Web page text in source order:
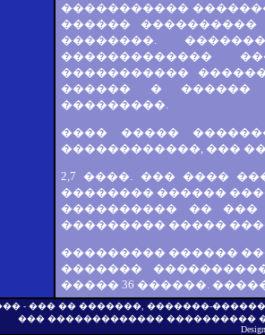
�����������
������
��������.
�������������
�����������
������ � ������
���������.
���� �����
������������, ���
2,7 ����. ��� ����
�������� ������
���������� ��
��������� �����
��������� ������
�������
����� 36 ������.
- ��� �� �������, �������-
��� ������������� ����������